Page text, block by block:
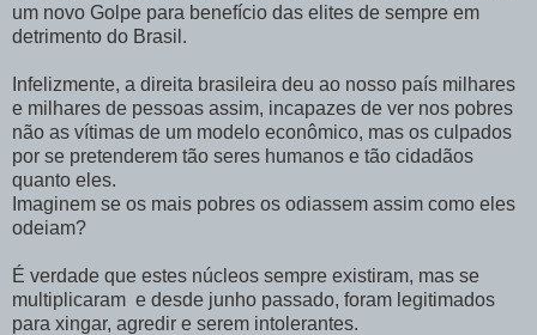
um novo Golpe para benefício das elites de sempre em
detrimento do Brasil.
Infelizmente, a direita brasileira deu ao nosso país milhares
e milhares de pessoas assim, incapazes de ver nos pobres
não as vítimas de um modelo econômico, mas os culpados
por se pretenderem tão seres humanos e tão cidadãos
quanto eles.
Imaginem se os mais pobres os odiassem assim como eles
odeiam?
É verdade que estes núcleos sempre existiram, mas se
multiplicaram e desde junho passado, foram legitimados
para xingar, agredir e serem intolerantes.